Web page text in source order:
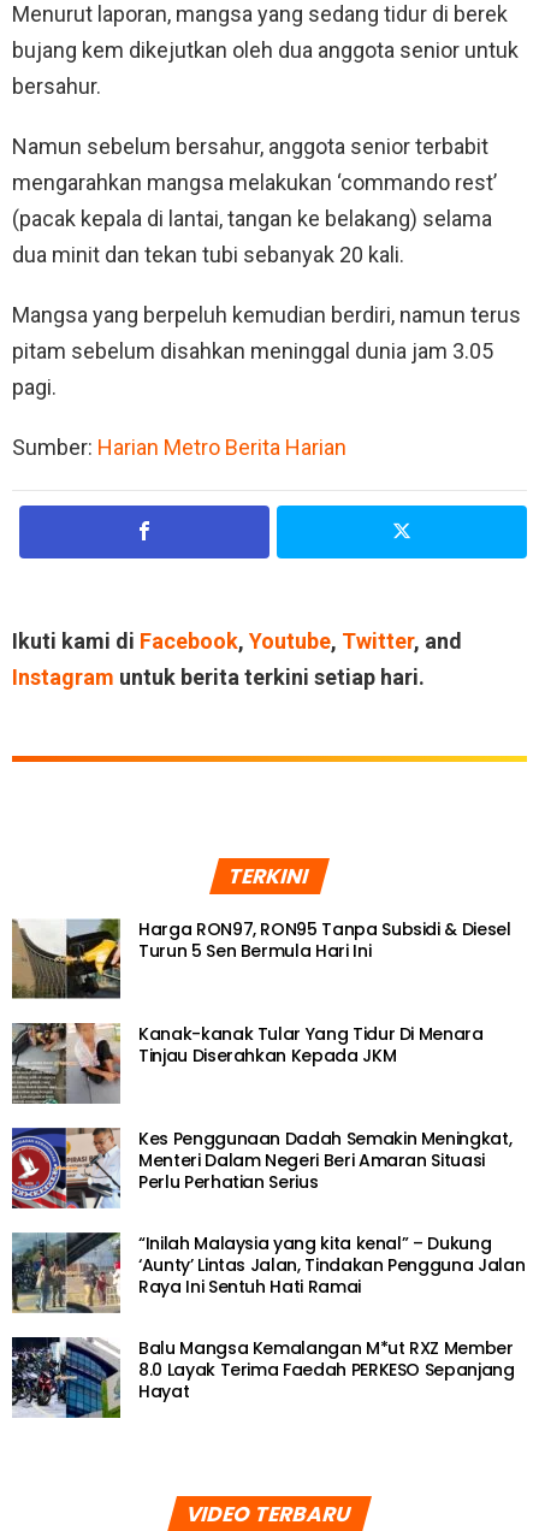
Menurut laporan, mangsa yang sedang tidur di berek
bujang kem dikejutkan oleh dua anggota senior untuk
bersahur.
Namun sebelum bersahur, anggota senior terbabit
mengarahkan mangsa melakukan ‘commando rest’
(pacak kepala di lantai, tangan ke belakang) selama
dua minit dan tekan tubi sebanyak 20 kali.
Mangsa yang berpeluh kemudian berdiri, namun terus
pitam sebelum disahkan meninggal dunia jam 3.05
pagi.
Sumber: Harian Metro Berita Harian
Ikuti kami di Facebook, Youtube, Twitter, and
Instagram untuk berita terkini setiap hari.
TERKINI
Harga RON97, RON95 Tanpa Subsidi & Diesel
Turun 5 Sen Bermula Hari Ini
Kanak-kanak Tular Yang Tidur Di Menara
Tinjau Diserahkan Kepada JKM
Kes Penggunaan Dadah Semakin Meningkat,
Menteri Dalam Negeri Beri Amaran Situasi
Perlu Perhatian Serius
“Inilah Malaysia yang kita kenal” – Dukung
‘Aunty’ Lintas Jalan, Tindakan Pengguna Jalan
Raya Ini Sentuh Hati Ramai
Balu Mangsa Kemalangan M*ut RXZ Member
8.0 Layak Terima Faedah PERKESO Sepanjang
Hayat
VIDEO TERBARU